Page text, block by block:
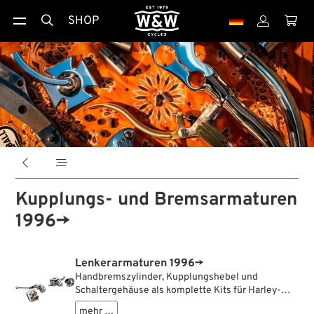
 SHOP  
 
Kupplungs- und Bremsarmaturen
1996→
Lenkerarmaturen 1996→
Handbremszylinder, Kupplungshebel und
Schaltergehäuse als komplette Kits für Harley-
Davidson Modelle ab 1996. Gegenüber den
mehr …